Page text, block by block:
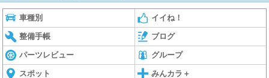
車種別 イイね！
整備手帳 ブログ
パーツレビュー グループ
スポット みんカラ＋